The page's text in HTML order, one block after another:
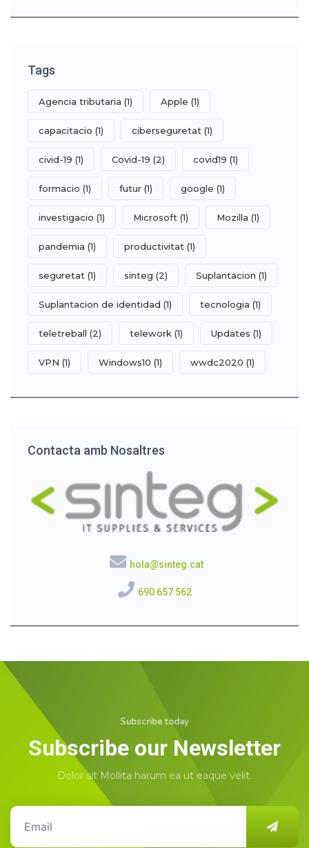
Tags
Agencia tributaria (1) Apple (1)
capacitacio (1) ciberseguretat (1)
civid-19 (1) Covid-19 (2) covid19 (1)
formacio (1) futur (1) google (1)
investigacio (1) Microsoft (1) Mozilla (1)
pandemia (1) productivitat (1)
seguretat (1) sinteg (2) Suplantacion (1)
Suplantacion de identidad (1) tecnologia (1)
teletreball (2) telework (1) Updates (1)
VPN (1) Windows10 (1) wwdc2020 (1)
Contacta amb Nosaltres
hola@sinteg.cat
690 657 562
Subscribe today
Subscribe our Newsletter
Dolor sit Mollita harum ea ut eaque velit.